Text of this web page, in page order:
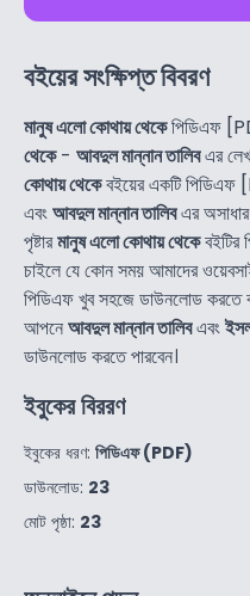
বইয়ের সংক্ষিপ্ত বিবরণ
মানুষ এলো কোথায় থেকেপিডিএফ
থেকে- আবদুল মান্নান তালিবএর
কোথায় থেকেবইয়ের একটি পিডিএফ
এবংআবদুল মান্নান তালিবএর
পৃষ্টারমানুষ এলো কোথায় থেকেবইটির
চাইলে যে কোন সময় আমাদের
পিডিএফ খুব সহজে ডাউনলোড করতে
আপনেআবদুল মান্নান তালিবএবং
ডাউনলোড করতে পারবেন।
ইবুকের বিররণ
ইবুকের ধরণ: পিডিএফ (PDF)
ডাউনলোড: 23
মোট পৃষ্ঠা: 23